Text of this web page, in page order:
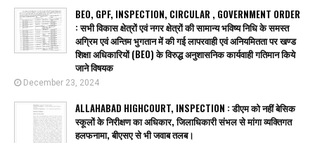
BEO, GPF, INSPECTION, CIRCULAR , GOVERNMENT ORDER
: सभी विकास क्षेत्रों एवं नगर क्षेत्रों की सामान्य भविष्य निधि के समस्त
अग्रिम एवं अन्तिम भुगतान में की गई लापरवाही एवं अनियमितता पर खण्ड
शिक्षा अधिकारियों (BEO) के विरुद्ध अनुशासनिक कार्यवाही गतिमान किये
जाने विषयक
December 23, 2024
ALLAHABAD HIGHCOURT, INSPECTION : डीएम को नहीं बेसिक
स्कूलों के निरीक्षण का अधिकार, जिलाधिकारी संभल से मांगा व्यक्तिगत
हलफनामा, बीएसए से भी जवाब तलब।